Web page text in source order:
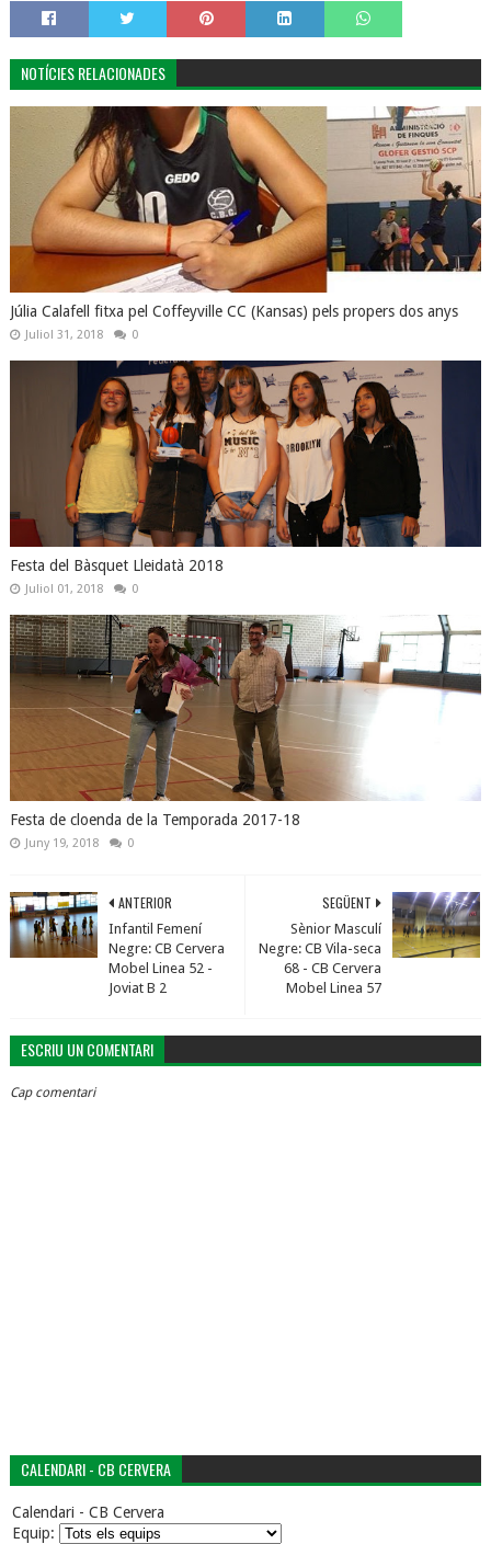
NOTÍCIES RELACIONADES
Júlia Calafell fitxa pel Coffeyville CC (Kansas) pels propers dos anys
Juliol 31, 2018 0
Festa del Bàsquet Lleidatà 2018
Juliol 01, 2018 0
Festa de cloenda de la Temporada 2017-18
Juny 19, 2018 0
SEGÜENT
Sènior Masculí
Negre: CB Vila-seca
68 - CB Cervera
Mobel Linea 57
ANTERIOR
Infantil Femení
Negre: CB Cervera
Mobel Linea 52 -
Joviat B 2
ESCRIU UN COMENTARI
Cap comentari
CALENDARI - CB CERVERA
Calendari - CB Cervera
Equip: